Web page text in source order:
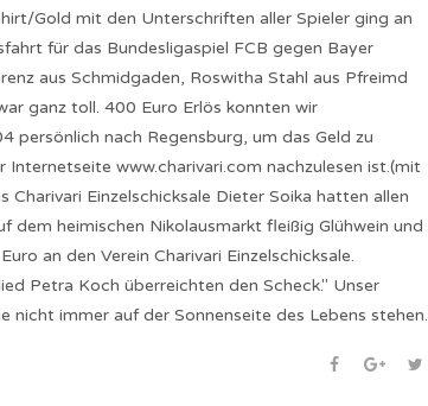
Gold mit den Unterschriften aller Spieler ging an
für das Bundesligaspiel FCB gegen Bayer
aus Schmidgaden, Roswitha Stahl aus Pfreimd
ganz toll. 400 Euro Erlös konnten wir
persönlich nach Regensburg, um das Geld zu
www.charivari.com nachzulesen ist.(mit
Einzelschicksale Dieter Soika hatten allen
dem heimischen Nikolausmarkt fleißig Glühwein und
an den Verein Charivari Einzelschicksale.
Petra Koch überreichten den Scheck." Unser
nicht immer auf der Sonnenseite des Lebens stehen.